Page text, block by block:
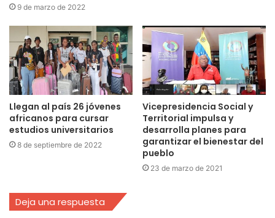
9 de marzo de 2022
Llegan al país 26 jóvenes
africanos para cursar
estudios universitarios
8 de septiembre de 2022
Vicepresidencia Social y
Territorial impulsa y
desarrolla planes para
garantizar el bienestar del
pueblo
23 de marzo de 2021
Deja una respuesta